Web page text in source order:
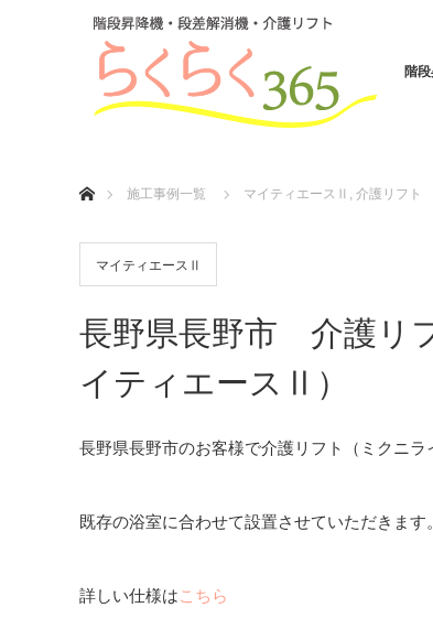
階
施工事例一覧
マイティエースⅡ , 介護リフト
マイティエースⅡ
長野県長野市 介護リ
イティエースⅡ）
長野県長野市のお客様で介護リフト（ミクニ
既存の浴室に合わせて設置させていただきます。
詳しい仕様はこちら